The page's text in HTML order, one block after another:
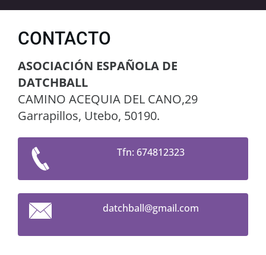
CONTACTO
ASOCIACIÓN ESPAÑOLA DE
DATCHBALL
CAMINO ACEQUIA DEL CANO,29
Garrapillos, Utebo, 50190.
Tfn: 674812323
datchball@gmail.com